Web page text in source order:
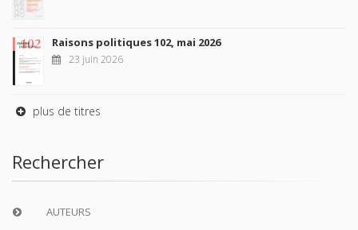
Raisons politiques 102, mai 2026
23 juin 2026
plus de titres
Rechercher
AUTEURS